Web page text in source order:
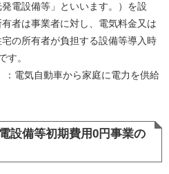
電設備等」といいます。）を設
者は事業者に対し、電気料金又は
の所有者が負担する設備等導入時
す。
電気自動車から家庭に電力を供給
設備等初期費用0円事業の